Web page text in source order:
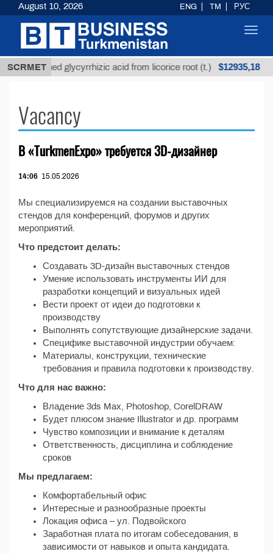
SCRMET
Unrefined glycyrrhizic acid from licorice root (t.) $12935,18
Vacancy
В «TurkmenExpo» требуется 3D-дизайнер
14:06 15.05.2026
Мы специализируемся на создании выставочных
стендов для конференций, форумов и других
мероприятий.
Что предстоит делать:
Создавать 3D-дизайн выставочных стендов
Умение использовать инструменты ИИ для
разработки концепций и визуальных идей
Вести проект от идеи до подготовки к
производству
Выполнять сопутствующие дизайнерские задачи.
Специфике выставочной индустрии обучаем:
Материалы, конструкции, технические
требования и правила подготовки к производству.
Что для нас важно:
Владение 3ds Max, Photoshop, CorelDRAW
Будет плюсом знание Illustrator и др. программ
Чувство композиции и внимание к деталям
Ответственность, дисциплина и соблюдение
сроков
Мы предлагаем:
Комфортабельный офис
Интересные и разнообразные проекты
Локация офиса – ул. Подвойского
Заработная плата по итогам собеседования, в
зависимости от навыков и опыта кандидата.
August 10, 2026 ENG TM РУС